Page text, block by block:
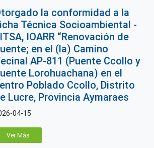
la conformidad a la
Técnica Socioambiental -
IOARR “Renovación de
en el (la) Camino
AP-811 (Puente Ccollo y
Lorohuachana) en el
Poblado Ccollo, Distrito
Lucre, Provincia Aymaraes
04-15
Ver Más